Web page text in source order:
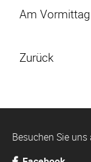
Am
Zurück
Besuchen Sie